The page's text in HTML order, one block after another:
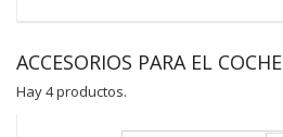
ACCESORIOS PARA EL COCHE
Hay 4 productos.